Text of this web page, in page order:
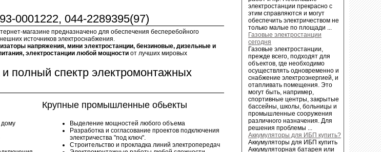
0001222, 044-2289395(97)
магазине предназначено для обеспечения бесперебойного
источников электроснабжения.
напряжения, мини электростанции, бензиновые, дизельные и
электростанции любой мощности от лучших мировых
полный спектр электромонтажных
дому
Крупные промышленные обьекты
Выделение мощностей любого объема
Разработка и согласование проектов подключения
электричества "под ключ".
Строительство и прокладка линий электропередач
электростанции прекрасно с
этим справляются и могут
обеспечить электричеством не
только малые по площади ...
Газовые электростанции
сегодня
Газовые электростанции,
прежде всего, подходят для
объектов, где необходимо
осуществлять одновременно и
снабжение электроэнергией, и
отапливать помещения. Это
могут быть, например,
спортивные центры, закрытые
бассейны, школы, больницы и
промышленные сооружения
различного назначения. Для
решения проблемы ...
Аккумуляторы для ИБП купить?
Аккумуляторы для ИБП купить
Аккумуляторная батарея или